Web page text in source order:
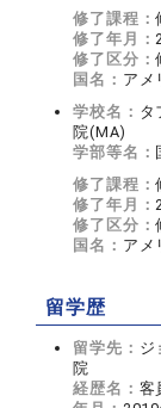
修了課程：
修了年月：
修了区分：
国名： アメ
学校名： タ
院(MA)
学部等名：
修了課程：
修了年月：
修了区分：
国名： アメ
留学歴
留学先： ジ
院
経歴名： 客